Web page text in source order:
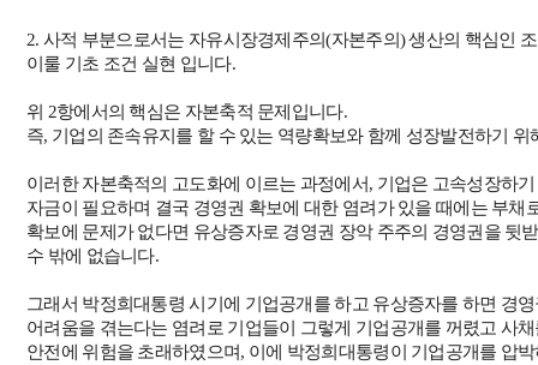
2. 사적 부분으로서는 자유시장경제주의(자본주의)생산의 핵심인
이룰 기초 조건 실현 입니다.
위 2항에서의 핵심은 자본축적 문제입니다.
즉, 기업의 존속유지를 할 수 있는 역량확보와 함께 성장발전하기
이러한 자본축적의 고도화에 이르는 과정에서, 기업은 고속성장하
자금이 필요하며 결국 경영권 확보에 대한 염려가 있을 때에는 부채
확보에 문제가 없다면 유상증자로 경영권 장악 주주의 경영권을 뒷
수 밖에 없습니다.
그래서 박정희대통령 시기에 기업공개를 하고 유상증자를 하면 경
어려움을 겪는다는 염려로 기업들이 그렇게 기업공개를 꺼렸고 사
안전에 위험을 초래하였으며, 이에 박정희대통령이 기업공개를 압